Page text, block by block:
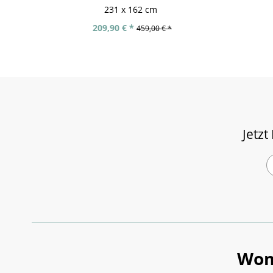
231 x 162 cm
209,90 € * 459,00 € *